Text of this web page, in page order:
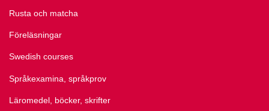
Rusta och matcha
Föreläsningar
Swedish courses
Språkexamina, språkprov
Läromedel, böcker, skrifter